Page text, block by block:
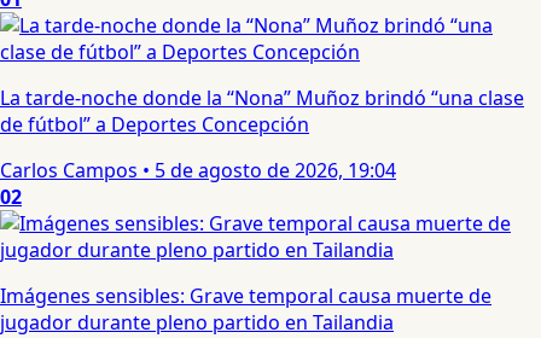
La tarde-noche donde la “Nona” Muñoz brindó “una clase
de fútbol” a Deportes Concepción
Carlos Campos • 5 de agosto de 2026, 19:04
02
Imágenes sensibles: Grave temporal causa muerte de
jugador durante pleno partido en Tailandia